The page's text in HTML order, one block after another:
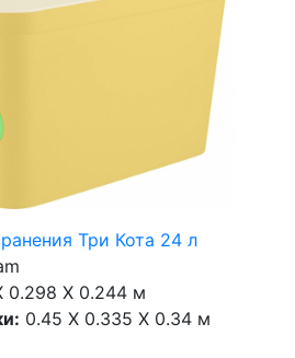
Три Кота 24 л
0.298 X 0.244 м
0.45 X 0.335 X 0.34 м